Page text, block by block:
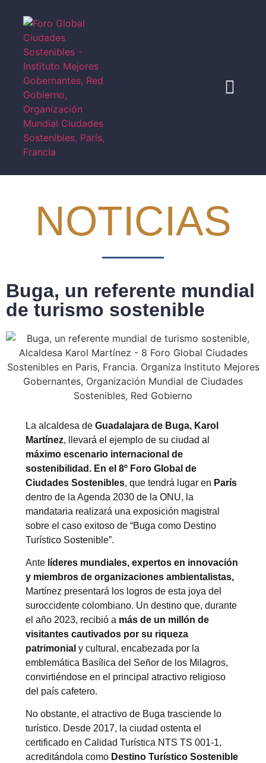
NOTICIAS
Buga, un referente mundial
de turismo sostenible
La alcaldesa de Guadalajara de Buga, Karol
Martínez, llevará el ejemplo de su ciudad al
máximo escenario internacional de
sostenibilidad. En el 8º Foro Global de
Ciudades Sostenibles, que tendrá lugar en París
dentro de la Agenda 2030 de la ONU, la
mandataria realizará una exposición magistral
sobre el caso exitoso de “Buga como Destino
Turístico Sostenible”.
Ante líderes mundiales, expertos en innovación
y miembros de organizaciones ambientalistas,
Martínez presentará los logros de esta joya del
suroccidente colombiano. Un destino que, durante
el año 2023, recibió a más de un millón de
visitantes cautivados por su riqueza
patrimonial y cultural, encabezada por la
emblemática Basílica del Señor de los Milagros,
convirtiéndose en el principal atractivo religioso
del país cafetero.
No obstante, el atractivo de Buga trasciende lo
turístico. Desde 2017, la ciudad ostenta el
certificado en Calidad Turística NTS TS 001-1,
acreditándola como Destino Turístico Sostenible